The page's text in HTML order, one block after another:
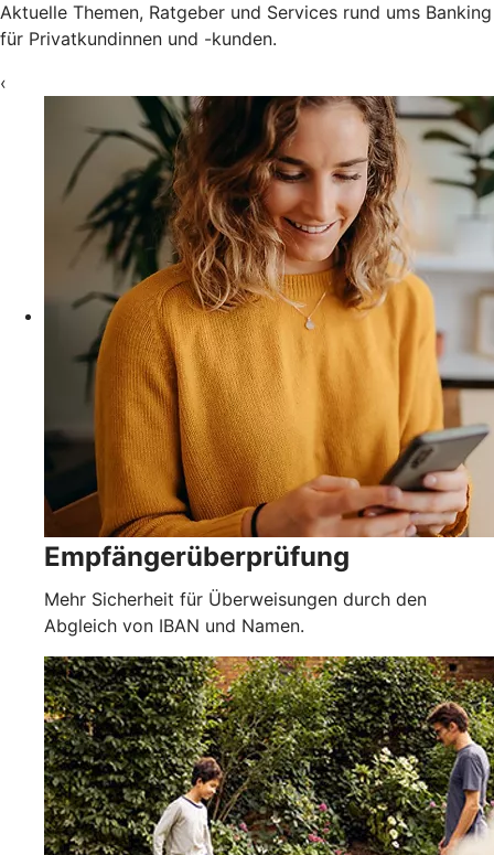
Aktuelle Themen, Ratgeber und Services rund ums Banking
für Privatkundinnen und -kunden.
‹
Empfängerüberprüfung
Mehr Sicherheit für Überweisungen durch den
Abgleich von IBAN und Namen.